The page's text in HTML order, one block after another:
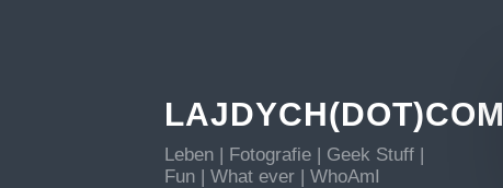
LAJDYCH(DOT)COM
Leben | Fotografie | Geek Stuff |
Fun | What ever | WhoAmI